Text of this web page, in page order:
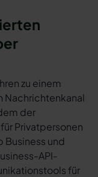
zu einem
Nachrichtenkanal
der
Privatpersonen
Business und
API-
für